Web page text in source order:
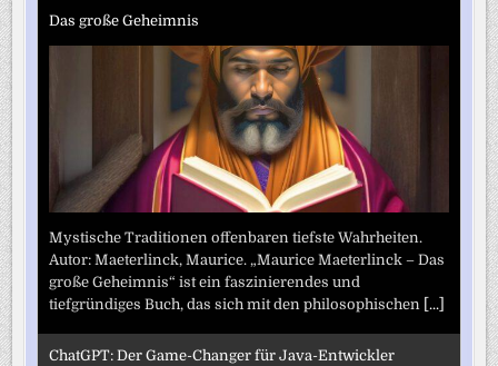
Das große Geheimnis
Mystische Traditionen offenbaren tiefste Wahrheiten.
Autor: Maeterlinck, Maurice. „Maurice Maeterlinck – Das
große Geheimnis“ ist ein faszinierendes und
tiefgründiges Buch, das sich mit den philosophischen
[...]
ChatGPT: Der Game-Changer für Java-Entwickler